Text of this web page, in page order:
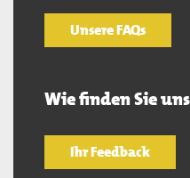
Unsere FAQs
Wie finden Sie
Ihr Feedback